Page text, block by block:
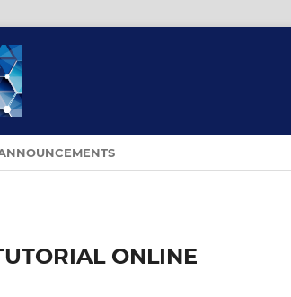
ONLINE